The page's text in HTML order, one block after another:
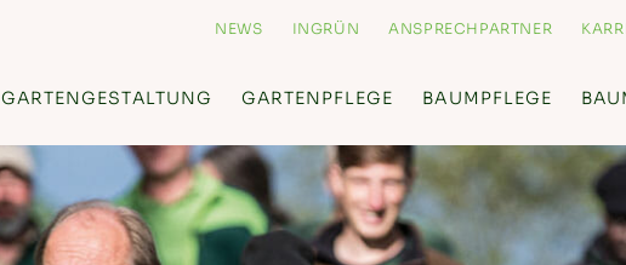
NEWS INGRÜN ANSPRECHPARTNER
GARTENGESTALTUNG GARTENPFLEGE BAUMPFLEGE